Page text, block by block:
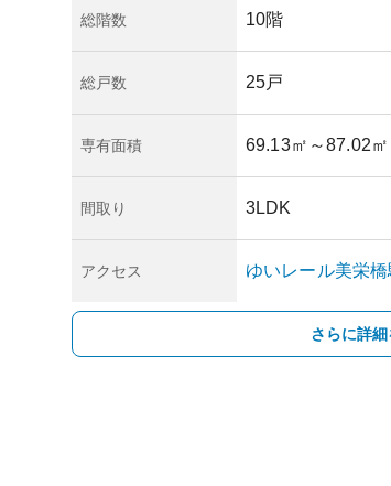
総階数 10階
総戸数 25戸
専有面積 69.13㎡ ～87.02㎡
間取り 3LDK
アクセス ゆいレール美栄橋
さらに詳